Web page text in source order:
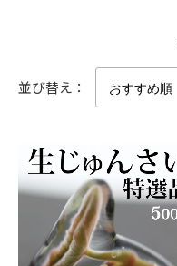
並び替え：